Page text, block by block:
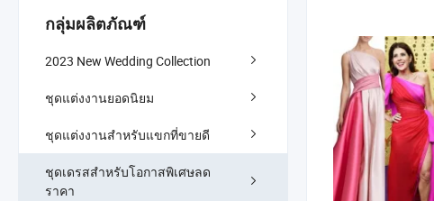
กลุ่มผลิตภัณฑ์
2023 New Wedding Collection
ชุดแต่งงานยอดนิยม
ชุดแต่งงานสำหรับแขกที่ขายดี
ชุดเดรสสำหรับโอกาสพิเศษลด
ราคา